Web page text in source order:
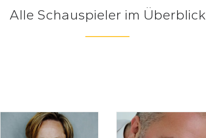
Alle Schauspieler im Überblick